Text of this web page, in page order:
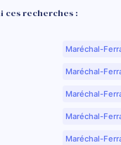
ces recherches :
Maréchal-
Maréchal-
Maréchal-
Maréchal-
Maréchal-